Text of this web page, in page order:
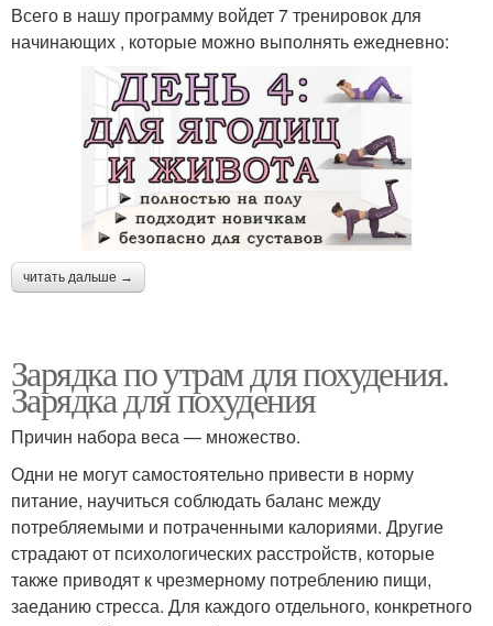
Всего в нашу программу войдет 7 тренировок для
начинающих , которые можно выполнять ежедневно:
читать дальше →
Зарядка по утрам для похудения.
Зарядка для похудения
Причин набора веса — множество.
Одни не могут самостоятельно привести в норму
питание, научиться соблюдать баланс между
потребляемыми и потраченными калориями. Другие
страдают от психологических расстройств, которые
также приводят к чрезмерному потреблению пищи,
заеданию стресса. Для каждого отдельного, конкретного